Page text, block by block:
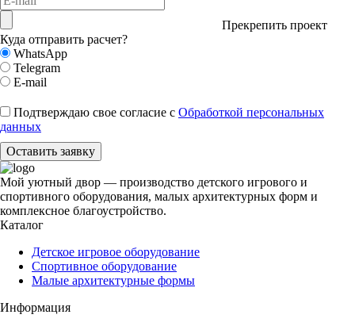
Прекрепить проект
Куда отправить расчет?
WhatsApp
Telegram
E-mail
Подтверждаю свое согласие с Обработкой персональных
данных
Оставить заявку
Мой уютный двор — производство детского игрового и
спортивного оборудования, малых архитектурных форм и
комплексное благоустройство.
Каталог
Детское игровое оборудование
Спортивное оборудование
Малые архитектурные формы
Информация